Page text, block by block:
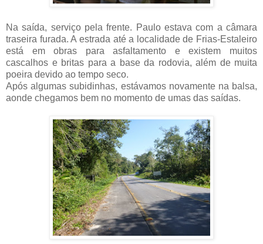
Na saída, serviço pela frente. Paulo estava com a câmara
traseira furada. A estrada até a localidade de Frias-Estaleiro
está em obras para asfaltamento e existem muitos
cascalhos e britas para a base da rodovia, além de muita
poeira devido ao tempo seco.
Após algumas subidinhas, estávamos novamente na balsa,
aonde chegamos bem no momento de umas das saídas.